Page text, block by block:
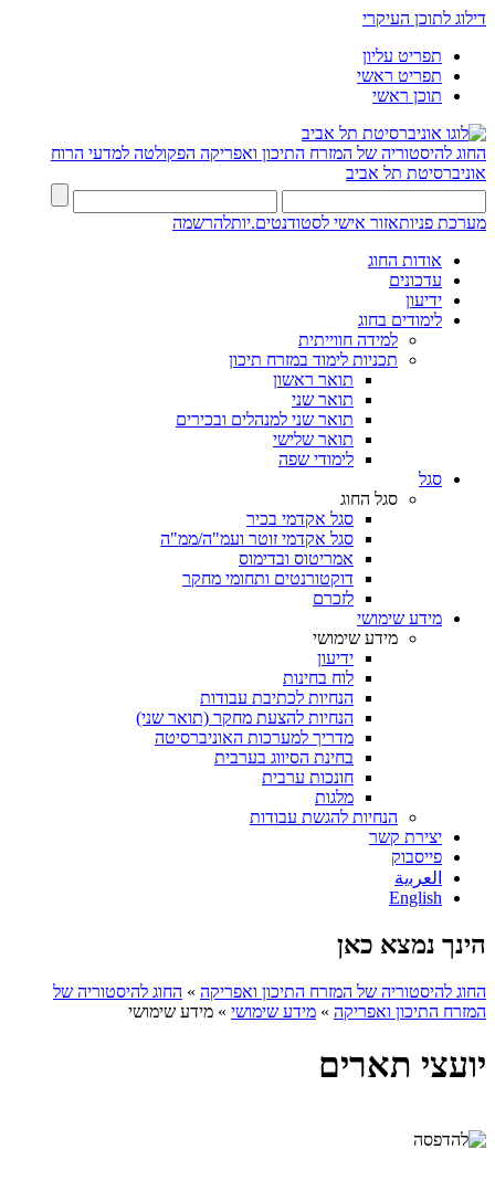
דילוג לתוכן העיקרי
תפריט עליון
תפריט ראשי
תוכן ראשי
החוג להיסטוריה של המזרח התיכון ואפריקה הפקולטה למדעי הרוח
אוניברסיטת תל אביב
מערכת פניותאזור אישי לסטודנטים.יותלהרשמה
אודות החוג
עדכונים
ידיעון
לימודים בחוג
למידה חווייתית
תכניות לימוד במזרח תיכון
תואר ראשון
תואר שני
תואר שני למנהלים ובכירים
תואר שלישי
לימודי שפה
סגל
סגל החוג
סגל אקדמי בכיר
סגל אקדמי זוטר ועמ"ה/ממ"ה
אמריטוס ובדימוס
דוקטורנטים ותחומי מחקר
לזכרם
מידע שימושי
מידע שימושי
ידיעון
לוח בחינות
הנחיות לכתיבת עבודות
הנחיות להצעת מחקר (תואר שני)
מדריך למערכות האוניברסיטה
בחינת הסיווג בערבית
חונכות ערבית
מלגות
הנחיות להגשת עבודות
יצירת קשר
פייסבוק
ﺍﻟﻌﺮﺑﻳﺔ
English
הינך נמצא כאן
החוג להיסטוריה של המזרח התיכון ואפריקה » החוג להיסטוריה של
המזרח התיכון ואפריקה » מידע שימושי » מידע שימושי
יועצי תארים